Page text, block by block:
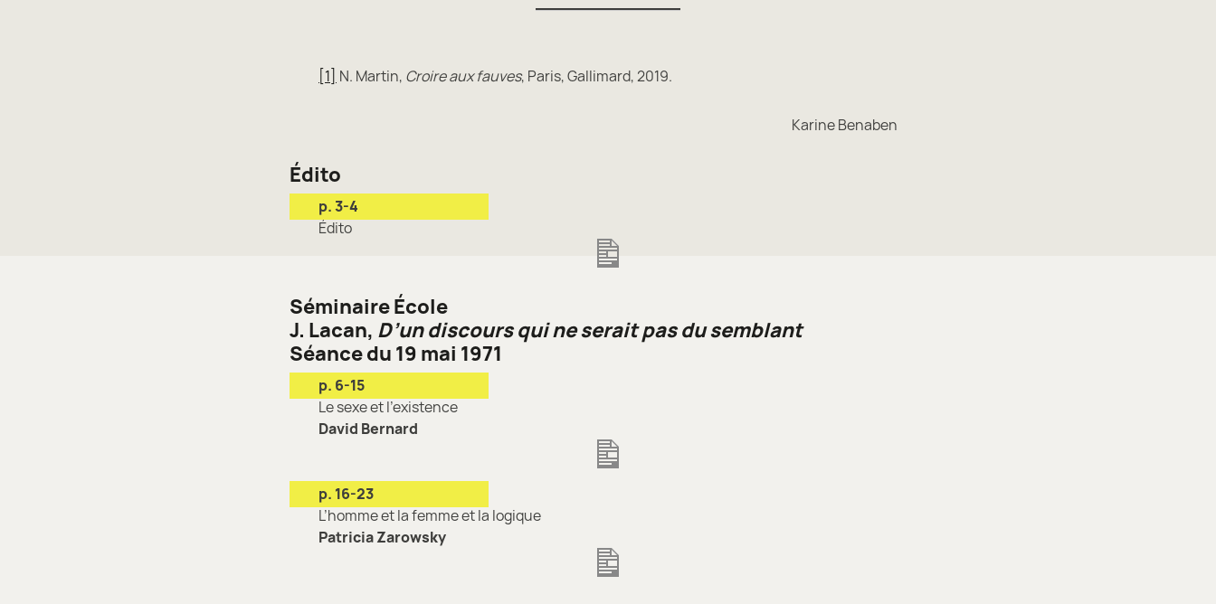
[1] N. Martin, Croire aux fauves, Paris, Gallimard, 2019.
Karine Benaben
Édito
p. 3-4
Édito
Séminaire École
J. Lacan, D’un discours qui ne serait pas du semblant
Séance du 19 mai 1971
p. 6-15
Le sexe et l’existence
David Bernard
p. 16-23
L’homme et la femme et la logique
Patricia Zarowsky